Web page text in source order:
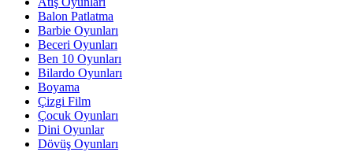
Balon Patlatma
Barbie Oyunları
Beceri Oyunları
Ben 10 Oyunları
Bilardo Oyunları
Boyama
Çizgi Film
Çocuk Oyunları
Dini Oyunlar
Dövüş Oyunları